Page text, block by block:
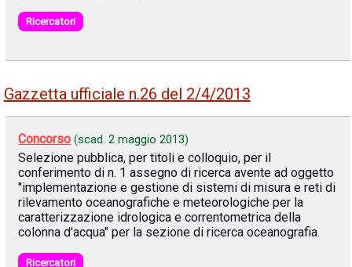
Ricercatori
Gazzetta ufficiale n.26 del 2/4/2013
Concorso (scad.2 maggio 2013)
Selezione pubblica, per titoli e colloquio, per il
conferimento di n. 1 assegno di ricerca avente ad oggetto
"implementazione e gestione di sistemi di misura e reti di
rilevamento oceanografiche e meteorologiche per la
caratterizzazione idrologica e correntometrica della
colonna d'acqua" per la sezione di ricerca oceanografia.
Ricercatori